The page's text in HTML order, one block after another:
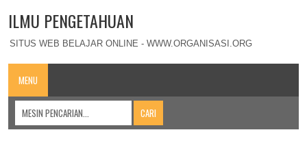
ILMU PENGETAHUAN
SITUS WEB BELAJAR ONLINE - WWW.ORGANISASI.ORG
MENU